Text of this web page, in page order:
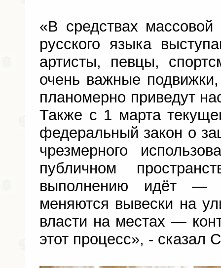
«В средствах
русского языка
артисты, певцы,
очень важные
планомерно приведут
Также с 1 марта
федеральный закон о
чрезмерного
публичном
выполнению идёт
меняются вывески на
власти на местах —
этот процесс», - сказал